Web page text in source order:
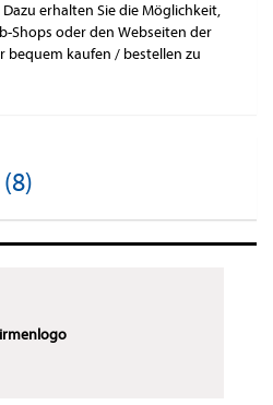
erhalten Sie die Möglichkeit,
Shops oder den Webseiten der
kaufen / bestellen zu
(8)